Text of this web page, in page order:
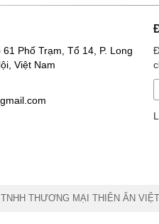
Phố Trạm, Tổ 14, P. Long
Việt Nam
THƯƠNG MẠI THIÊN ÂN